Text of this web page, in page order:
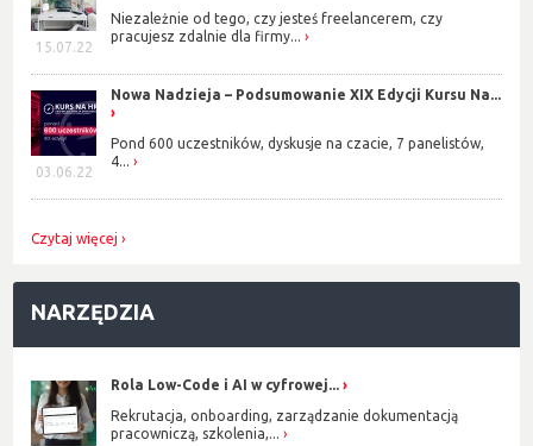
15.07.22
Niezależnie od tego, czy jesteś freelancerem, czy
pracujesz zdalnie dla firmy...
03.06.22
Nowa Nadzieja – Podsumowanie XIX Edycji Kursu Na...
Pond 600 uczestników, dyskusje na czacie, 7 panelistów,
4...
Czytaj więcej
NARZĘDZIA
Rola Low-Code i AI w cyfrowej...
Rekrutacja, onboarding, zarządzanie dokumentacją
pracowniczą, szkolenia,...